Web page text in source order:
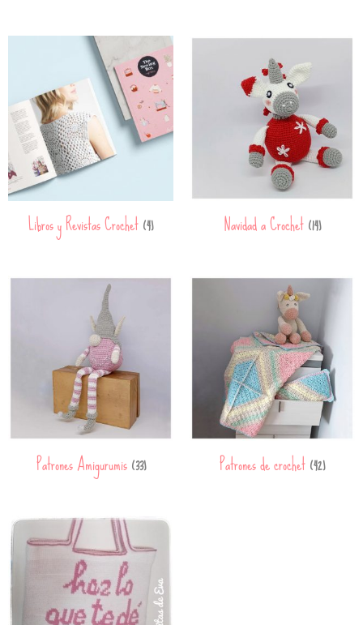
Libros y Revistas Crochet(4) Navidad a Crochet(14)
Patrones Amigurumis(33) Patrones de crochet(42)